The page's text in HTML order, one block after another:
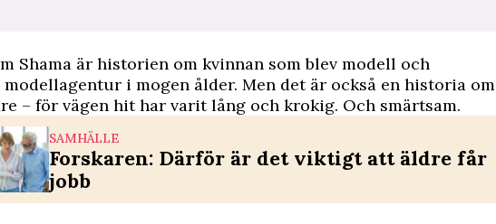
Shama är historien om kvinnan som blev modell och
modellagentur i mogen ålder. Men det är också en historia om
– för vägen hit har varit lång och krokig. Och smärtsam.
SAMHÄLLE
Forskaren: Därför är det viktigt att äldre får
jobb